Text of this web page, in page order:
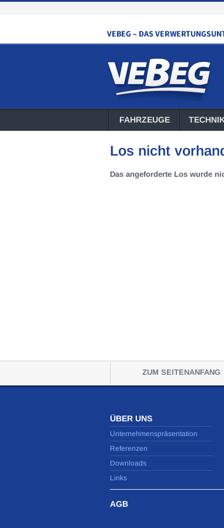
FAHRZEUGE
Los nicht
Das angeforderte Los wurde
ZUM SEITENANFANG
ÜBER UNS
Unternehmenspräsentation
Referenzen
Downloads
Links
AGB